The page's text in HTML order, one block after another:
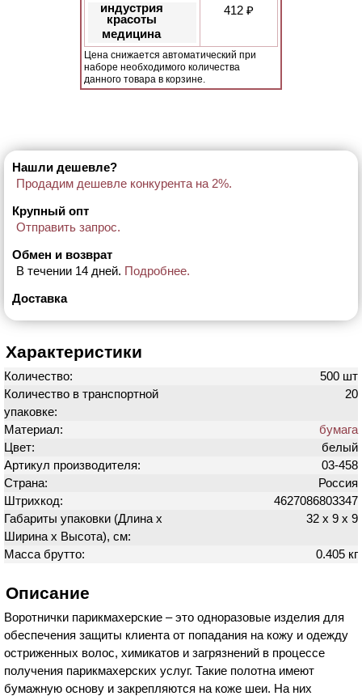
индустрия
красоты
медицина
412 ₽
Цена снижается автоматический при
наборе необходимого количества
данного товара в корзине.
Нашли дешевле?
Продадим дешевле конкурента на 2%.
Крупный опт
Отправить запрос.
Обмен и возврат
В течении 14 дней. Подробнее.
Доставка
Характеристики
Количество:
500 шт
Количество в транспортной
упаковке:
20
Материал:
бумага
Цвет:
белый
Артикул производителя:
03-458
Страна:
Россия
Штрихкод:
4627086803347
Габариты упаковки (Длина х
Ширина х Высота), см:
32 х 9 х 9
Масса брутто: 0.405 кг
Описание
Воротнички парикмахерские – это одноразовые изделия для
обеспечения защиты клиента от попадания на кожу и одежду
остриженных волос, химикатов и загрязнений в процессе
получения парикмахерских услуг. Такие полотна имеют
бумажную основу и закрепляются на коже шеи. На них